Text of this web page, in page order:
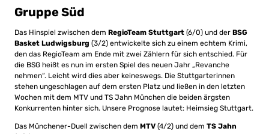
Gruppe Süd
Das Hinspiel zwischen dem RegioTeam Stuttgart (6/0) und der BSG
Basket Ludwigsburg (3/2) entwickelte sich zu einem echtem Krimi,
den das RegioTeam am Ende mit zwei Zählern für sich entschied. Für
die BSG heißt es nun im ersten Spiel des neuen Jahr „Revanche
nehmen“. Leicht wird dies aber keineswegs. Die Stuttgarterinnen
stehen ungeschlagen auf dem ersten Platz und ließen in den letzten
Wochen mit dem MTV und TS Jahn München die beiden ärgsten
Konkurrenten hinter sich. Unsere Prognose lautet: Heimsieg Stuttgart.
Das Münchener-Duell zwischen dem MTV (4/2) und dem TS Jahn